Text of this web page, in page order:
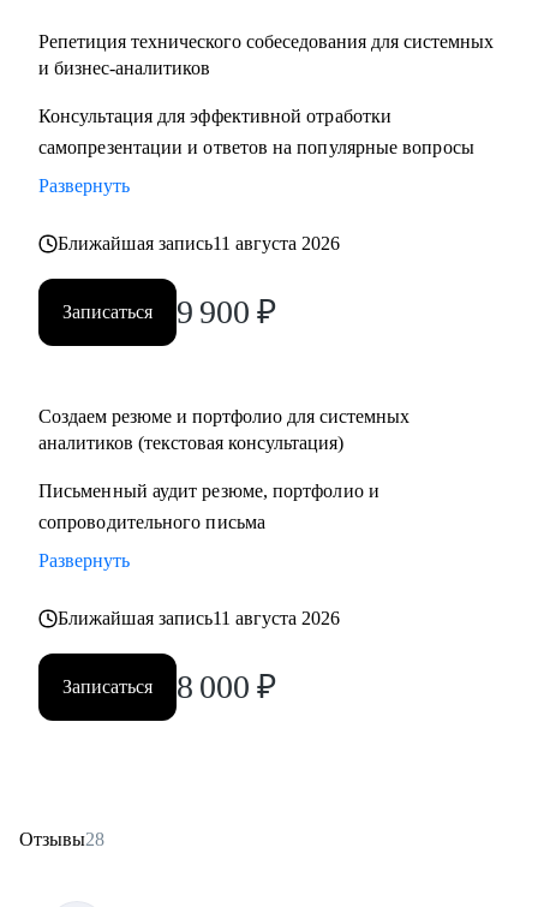
Репетиция технического собеседования для системных
и бизнес-аналитиков
Консультация для эффективной отработки
самопрезентации и ответов на популярные вопросы
Развернуть
Ближайшая запись11 августа 2026
Записаться 9 900 ₽
Создаем резюме и портфолио для системных
аналитиков (текстовая консультация)
Письменный аудит резюме, портфолио и
сопроводительного письма
Развернуть
Ближайшая запись11 августа 2026
Записаться 8 000 ₽
Отзывы28